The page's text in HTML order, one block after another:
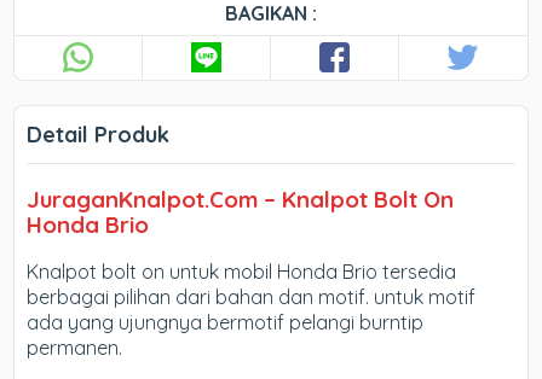
BAGIKAN :
Detail Produk
JuraganKnalpot.Com – Knalpot Bolt On
Honda Brio
Knalpot bolt on untuk mobil Honda Brio tersedia
berbagai pilihan dari bahan dan motif. untuk motif
ada yang ujungnya bermotif pelangi burntip
permanen.